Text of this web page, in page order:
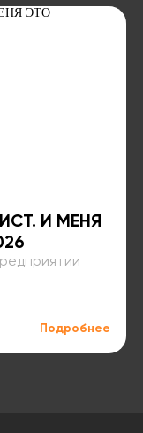
И МЕНЯ
Подробнее